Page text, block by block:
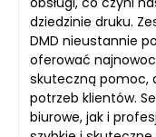
dziedzinie druku.
DMD nieustannie
oferować
skuteczną pomoc,
potrzeb klientów.
biurowe, jak i